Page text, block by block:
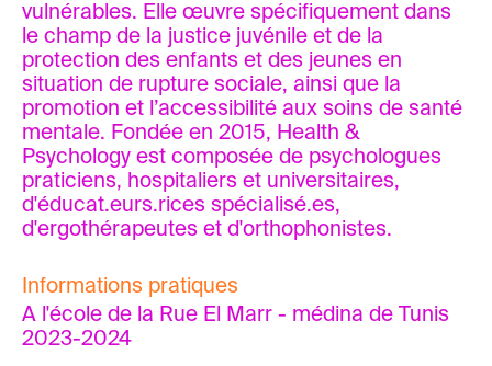
vulnérables. Elle œuvre spécifiquement dans
le champ de la justice juvénile et de la
protection des enfants et des jeunes en
situation de rupture sociale, ainsi que la
promotion et l’accessibilité aux soins de santé
mentale. Fondée en 2015, Health &
Psychology est composée de psychologues
praticiens, hospitaliers et universitaires,
d'éducat.eurs.rices spécialisé.es,
d'ergothérapeutes et d'orthophonistes.
Informations pratiques
A l'école de la Rue El Marr - médina de Tunis
2023-2024